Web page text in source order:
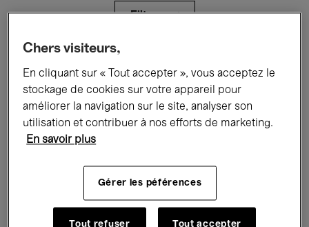
Filtres
Expositions Films Performances
Rencontres & Débats Jazz
Musique électronique
Chers visiteurs,
En cliquant sur « Tout accepter », vous acceptez le
stockage de cookies sur votre appareil pour
améliorer la navigation sur le site, analyser son
utilisation et contribuer à nos efforts de marketing.
En savoir plus
Gérer les péférences
Tout refuser Tout accepter